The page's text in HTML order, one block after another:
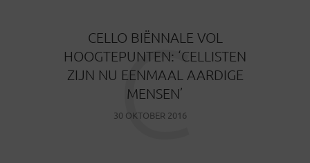
CELLO BIËNNALE VOL
HOOGTEPUNTEN: ‘CELLISTEN
ZIJN NU EENMAAL AARDIGE
MENSEN’
30 OKTOBER 2016
C